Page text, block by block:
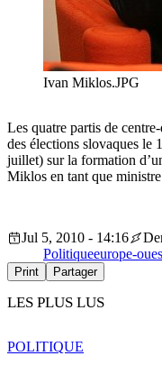
Ivan Miklos.JPG
Les quatre partis de
des élections slovaques le
juillet) sur la formation
Miklos en tant que
Jul 5, 2010 - 14:16
Politiqueeurope-
Print Partager
LES PLUS LUS
POLITIQUE